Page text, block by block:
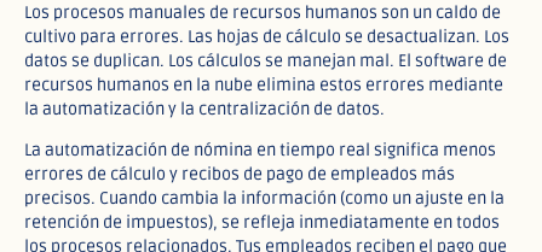
Los procesos manuales de recursos humanos son un caldo de
cultivo para errores. Las hojas de cálculo se desactualizan. Los
datos se duplican. Los cálculos se manejan mal. El software de
recursos humanos en la nube elimina estos errores mediante
la automatización y la centralización de datos.
La automatización de nómina en tiempo real significa menos
errores de cálculo y recibos de pago de empleados más
precisos. Cuando cambia la información (como un ajuste en la
retención de impuestos), se refleja inmediatamente en todos
los procesos relacionados. Tus empleados reciben el pago que